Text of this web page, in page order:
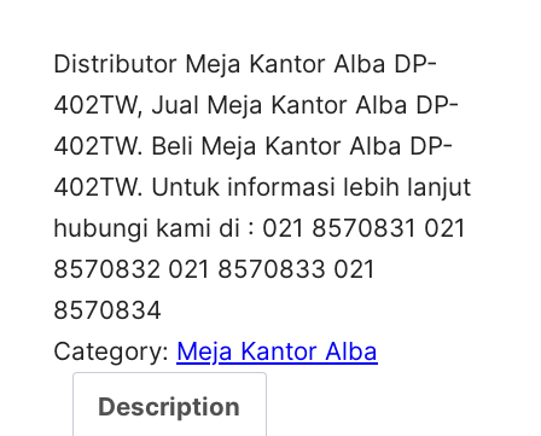
Distributor Meja Kantor Alba DP-
402TW, Jual Meja Kantor Alba DP-
402TW. Beli Meja Kantor Alba DP-
402TW. Untuk informasi lebih lanjut
hubungi kami di : 021 8570831 021
8570832 021 8570833 021
8570834
Category: Meja Kantor Alba
Description